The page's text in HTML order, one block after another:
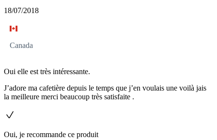
18/07/2018
Canada
Oui elle est très intéressante.
J’adore ma cafetière depuis le temps que j’en voulais une voilà jais
la meilleure merci beaucoup très satisfaite .
Oui, je recommande ce produit